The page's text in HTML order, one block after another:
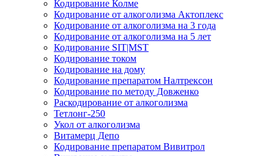
Кодирование Колме
Кодирование от алкоголизма Актоплекс
Кодирование от алкоголизма на 3 года
Кодирование от алкоголизма на 5 лет
Кодирование SIT|MST
Кодирование током
Кодирование на дому
Кодирование препаратом Налтрексон
Кодирование по методу Довженко
Раскодирование от алкоголизма
Тетлонг-250
Укол от алкоголизма
Витамерц Депо
Кодирование препаратом Вивитрол